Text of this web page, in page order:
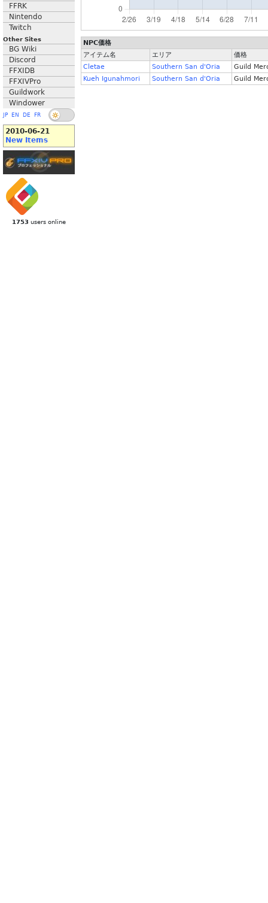
FFRK
Nintendo
Twitch
Other Sites
BG Wiki
Discord
FFXIDB
FFXIVPro
Guildwork
Windower
JP EN DE FR
2010-06-21
New Items
1753 users online
NPC価格
アイテム名
エリア
価格
Cletae
Southern San d'Oria
Guild
Kueh Igunahmori
Southern San d'Oria Guild